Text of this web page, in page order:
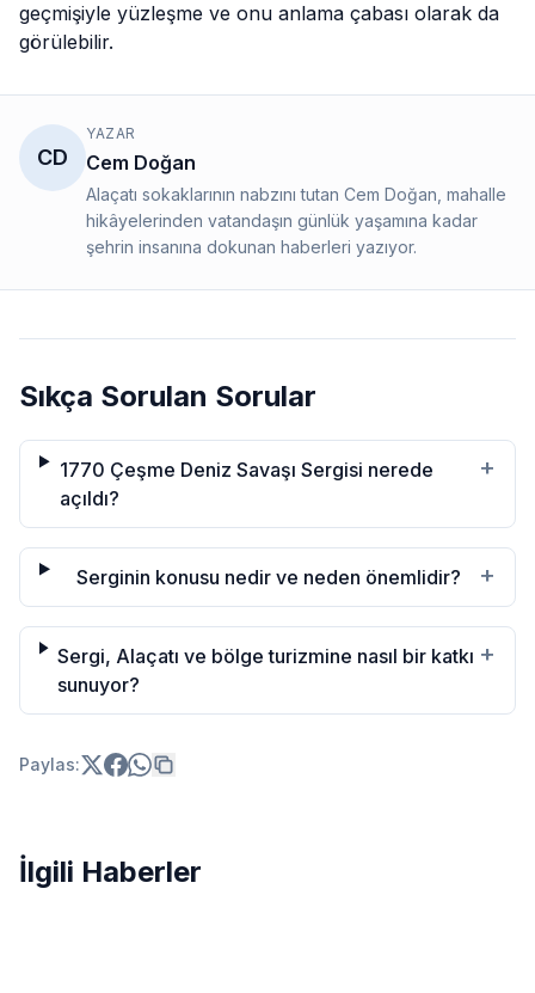
geçmişiyle yüzleşme ve onu anlama çabası olarak da
görülebilir.
CD
YAZAR
Cem Doğan
Alaçatı sokaklarının nabzını tutan Cem Doğan, mahalle
hikâyelerinden vatandaşın günlük yaşamına kadar
şehrin insanına dokunan haberleri yazıyor.
Sıkça Sorulan Sorular
1770 Çeşme Deniz Savaşı Sergisi nerede
açıldı?
+
Serginin konusu nedir ve neden önemlidir? +
Sergi, Alaçatı ve bölge turizmine nasıl bir katkı
sunuyor?
+
Paylas:
İlgili Haberler